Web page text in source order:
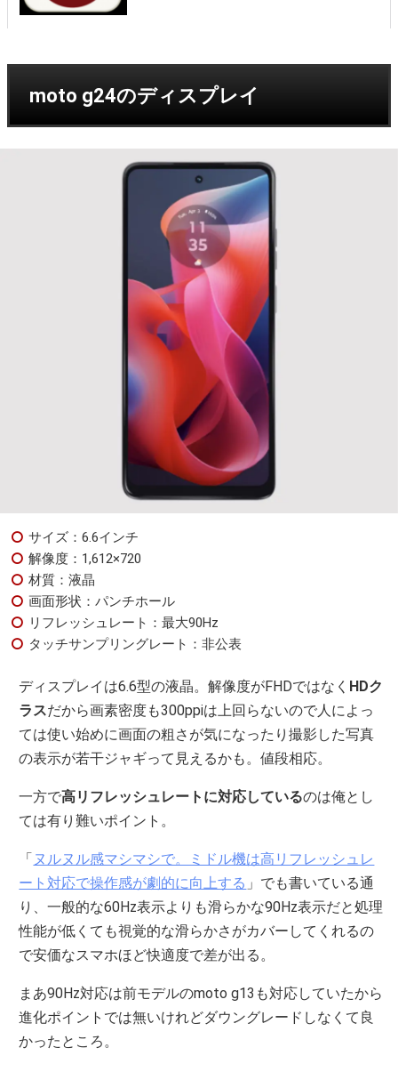
moto g24のディスプレイ
サイズ：6.6インチ
解像度：1,612×720
材質：液晶
画面形状：パンチホール
リフレッシュレート：最大90Hz
タッチサンプリングレート：非公表
ディスプレイは6.6型の液晶。解像度がFHDではなく HDク
ラスだから画素密度も300ppiは上回らないので人によっ
ては使い始めに画面の粗さが気になったり撮影した写真
の表示が若干ジャギって見えるかも。値段相応。
一方で高リフレッシュレートに対応しているのは俺とし
ては有り難いポイント。
「 ヌルヌル感マシマシで。ミドル機は高リフレッシュレ
ート対応で操作感が劇的に向上する 」でも書いている通
り、一般的な60Hz表示よりも滑らかな90Hz表示だと処理
性能が低くても視覚的な滑らかさがカバーしてくれるの
で安価なスマホほど快適度で差が出る。
まあ90Hz対応は前モデルのmoto g13も対応していたから
進化ポイントでは無いけれどダウングレードしなくて良
かったところ。